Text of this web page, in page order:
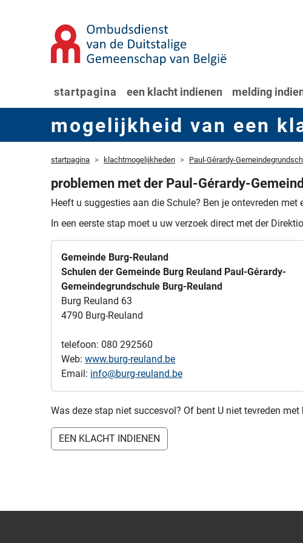
startpagina een klacht indienen melding
mogelijkheid van een
startpagina klachtmogelijkheden Paul-Gérardy-
problemen met der Paul-Gérardy-
Heeft u suggesties aan die Schule? Ben je ontevreden met
In een eerste stap moet u uw verzoek direct met der
Gemeinde Burg-Reuland
Schulen der Gemeinde Burg Reuland Paul-Gérardy-
Gemeindegrundschule Burg-Reuland
Burg Reuland 63
4790 Burg-Reuland
telefoon: 080 292560
Web: www.burg-reuland.be
Email: info@burg-reuland.be
Was deze stap niet succesvol? Of bent U niet tevreden
EEN KLACHT INDIENEN